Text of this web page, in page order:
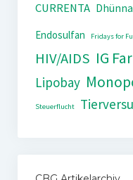
CURRENTA
Endosulfan
Fridays for
HIV/AIDS IG
Lipobay
Steuerflucht